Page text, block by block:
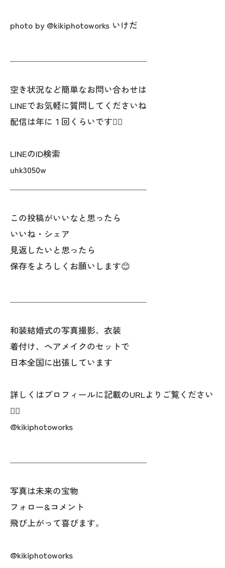
photo by @kikiphotoworks いけだ
空き状況など簡単なお問い合わせは
LINEでお気軽に質問してくださいね
配信は年に１回くらいです✌🏻
LINEのID検索
uhk3050w
この投稿がいいなと思ったら
いいね・シェア
見返したいと思ったら
保存をよろしくお願いします😊
和装結婚式の写真撮影、衣装
着付け、ヘアメイクのセットで
日本全国に出張しています
詳しくはプロフィールに記載のURLよりご覧ください
👇🏻
@kikiphotoworks
写真は未来の宝物
フォロー&コメント
飛び上がって喜びます。
@kikiphotoworks